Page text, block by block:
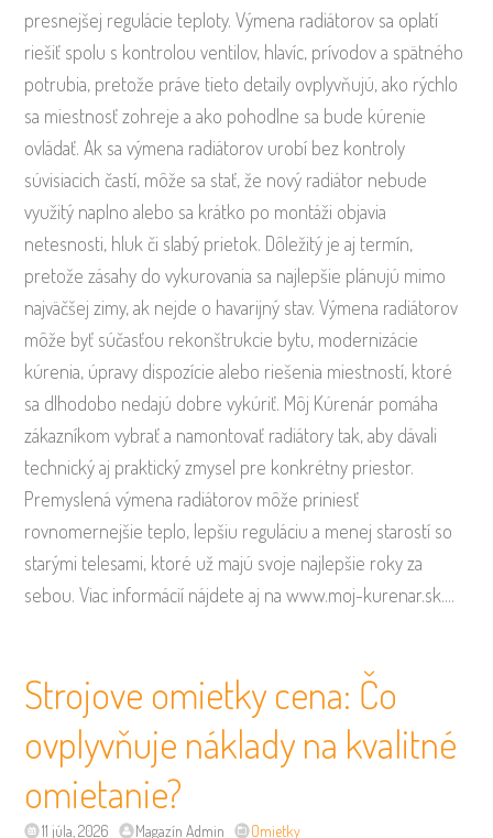
presnejšej regulácie teploty. Výmena radiátorov sa oplatí
riešiť spolu s kontrolou ventilov, hlavíc, prívodov a spätného
potrubia, pretože práve tieto detaily ovplyvňujú, ako rýchlo
sa miestnosť zohreje a ako pohodlne sa bude kúrenie
ovládať. Ak sa výmena radiátorov urobí bez kontroly
súvisiacich častí, môže sa stať, že nový radiátor nebude
využitý naplno alebo sa krátko po montáži objavia
netesnosti, hluk či slabý prietok. Dôležitý je aj termín,
pretože zásahy do vykurovania sa najlepšie plánujú mimo
najväčšej zimy, ak nejde o havarijný stav. Výmena radiátorov
môže byť súčasťou rekonštrukcie bytu, modernizácie
kúrenia, úpravy dispozície alebo riešenia miestností, ktoré
sa dlhodobo nedajú dobre vykúriť. Môj Kúrenár pomáha
zákazníkom vybrať a namontovať radiátory tak, aby dávali
technický aj praktický zmysel pre konkrétny priestor.
Premyslená výmena radiátorov môže priniesť
rovnomernejšie teplo, lepšiu reguláciu a menej starostí so
starými telesami, ktoré už majú svoje najlepšie roky za
sebou. Viac informácií nájdete aj na www.moj-kurenar.sk.…
Strojove omietky cena: Čo
ovplyvňuje náklady na kvalitné
omietanie?
11 júla, 2026 Magazín Admin Omietky